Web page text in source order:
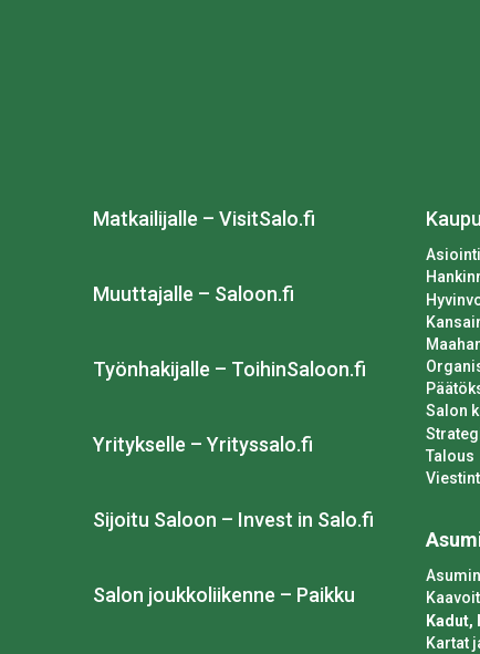
Matkailijalle – VisitSalo.fi
Muuttajalle – Saloon.fi
Työnhakijalle – ToihinSaloon.fi
Yritykselle – Yrityssalo.fi
Sijoitu Saloon – Invest in Salo.fi
Salon joukkoliikenne – Paikku
Asiointi
Salon
Talous
Kadut,
Kartat